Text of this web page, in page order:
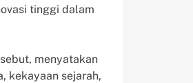
tinggi dalam
menyatakan
kekayaan sejarah,